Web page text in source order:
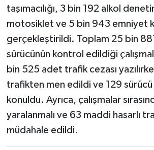
taşımacılığı, 3 bin 192 alkol
motosiklet ve 5 bin 943 emniyet
gerçekleştirildi. Toplam 25 bin
sürücünün kontrol edildiği
bin 525 adet trafik cezası
trafikten men edildi ve 129 sürücü
konuldu. Ayrıca, çalışmalar
yaralanmalı ve 63 maddi hasarlı
müdahale edildi.